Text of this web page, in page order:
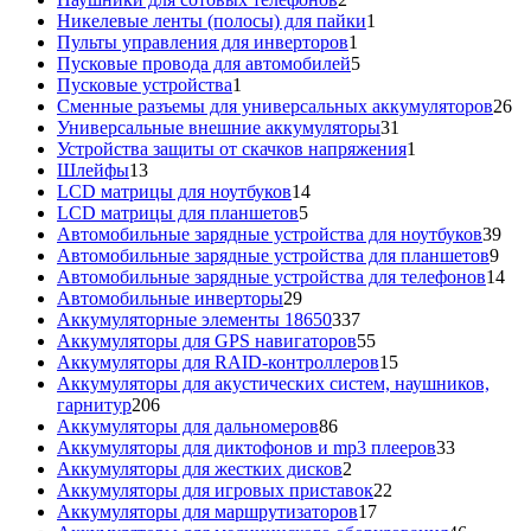
товара
Никелевые ленты (полосы) для пайки1
Пульты управления для инверторов1
товар
Пусковые провода для автомобилей55
Пусковые устройства1
товар
Сменные разъемы для универсальных аккумуляторов2626
Универсальные внешние аккумуляторы31
товар
Устройства защиты от скачков напряжения1
Шлейфы1313
товаров
LCD матрицы для ноутбуков1414
LCD матрицы для планшетов55
товаров
Автомобильные зарядные устройства для ноутбуков3939
Автомобильные зарядные устройства для планшетов99
Автомобильные зарядные устройства для телефонов1414
Автомобильные инверторы2929
товаров
Аккумуляторные элементы 18650337337
товаров
Аккумуляторы для GPS навигаторов5555
товаров
Аккумуляторы для RAID-контроллеров1515
товаров
Аккумуляторы для акустических систем, наушников,
гарнитур206206
товаров
Аккумуляторы для дальномеров8686
товаров
Аккумуляторы для диктофонов и mp3 плееров3333
Аккумуляторы для жестких дисков2
товара
Аккумуляторы для игровых приставок22
Аккумуляторы для маршрутизаторов1717